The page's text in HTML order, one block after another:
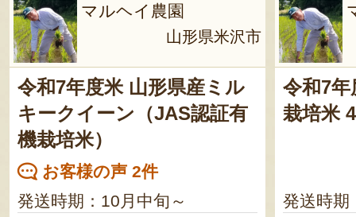
マルヘイ農園
山形県米沢市
令和7年度米 山形県産ミル
キークイーン（JAS認証有
機栽培米）
お客様の声 2件
発送時期：10月中旬～
令和7年
栽培米
発送時期